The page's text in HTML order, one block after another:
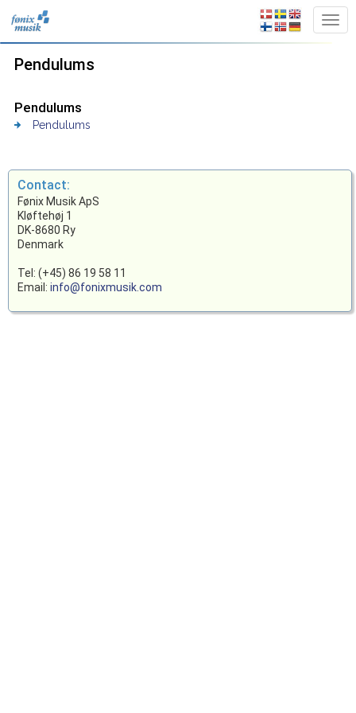
Pendulums
Pendulums
Pendulums
Contact:
Fønix Musik ApS
Kløftehøj 1
DK-8680 Ry
Denmark
Tel: (+45) 86 19 58 11
Email: info@fonixmusik.com